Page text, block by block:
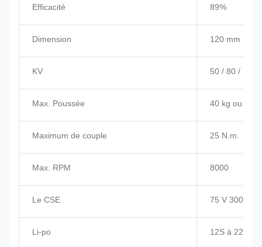
Efficacité 89%
Dimension 120 mm x 70
KV 50 / 80 / 120
Max. Poussée 40 kg ou plus
Maximum de couple 25 N.m.
Max. RPM 8000
Le CSE 75 V 300 A
Li-po 12S à 22S